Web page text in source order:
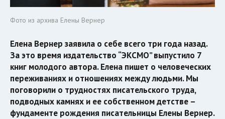
Фото из архива Елены Вернер
Елена Вернер заявила о себе всего три года назад.
За это время издательство “ЭКСМО” выпустило 7
книг молодого автора. Елена пишет о человеческих
переживаниях и отношениях между людьми. Мы
поговорили о трудностях писательского труда,
подводных камнях и ее собственном детстве –
фундаменте рождения писательницы Елены Вернер.